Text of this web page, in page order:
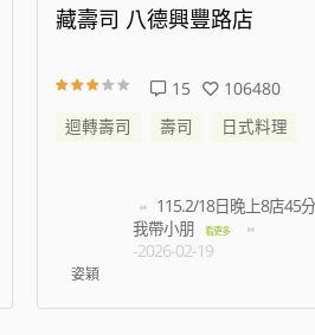
藏壽司 八德興豐路店
15
106480
迴轉壽司
壽司 日式料理
姿穎
115.2/18日晚上8店45分
我帶小朋
看更多
-2026-02-19